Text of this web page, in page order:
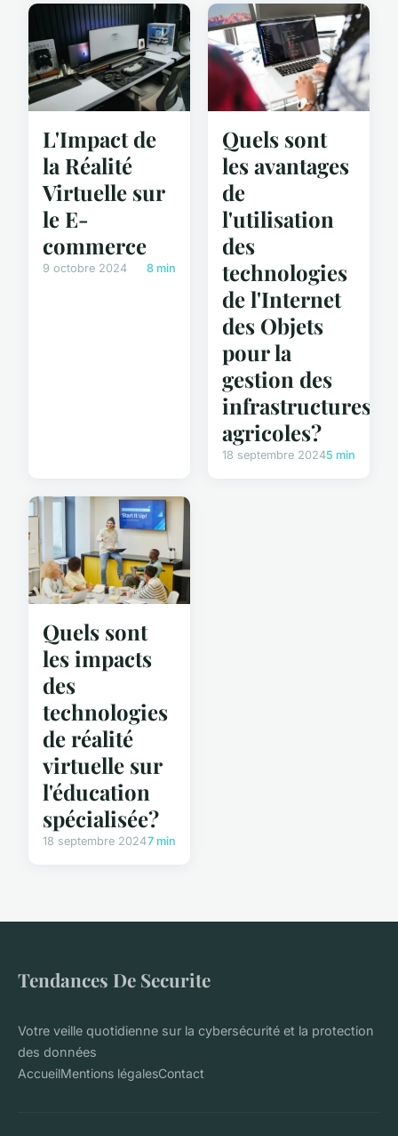
L'Impact de
la Réalité
Virtuelle sur
le E-
commerce
9 octobre 2024 8 min
Quels sont
les avantages
de
l'utilisation
des
technologies
de l'Internet
des Objets
pour la
gestion des
infrastructures
agricoles?
18 septembre 20245 min
Quels sont
les impacts
des
technologies
de réalité
virtuelle sur
l'éducation
spécialisée?
18 septembre 20247 min
Tendances De Securite
Votre veille quotidienne sur la cybersécurité et la protection
des données
AccueilMentions légalesContact